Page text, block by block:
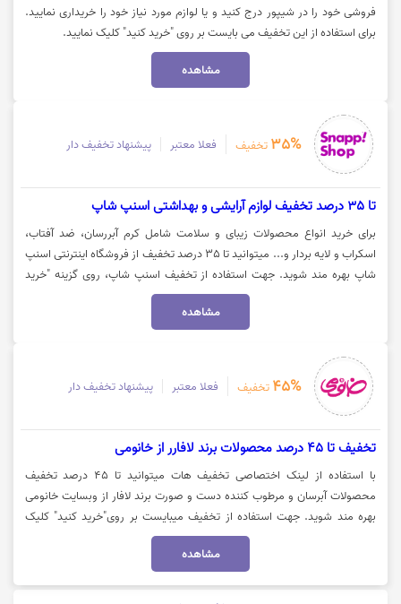
فروشی خود را در شیپور درج کنید و یا لوازم مورد نیاز خود را خریداری نمایید.
برای استفاده از این تخفیف می بایست بر روی "خرید کنید" کلیک نمایید.
مشاهده
35% تخفیف فعلا معتبر پیشنهاد تخفیف دار
تا 35 درصد تخفیف لوازم آرایشی و بهداشتی اسنپ شاپ
برای خرید انواع محصولات زیبای و سلامت شامل کرم آبررسان، ضد آفتاب،
اسکراب و لایه بردار و... میتوانید تا 35 درصد تخفیف از فروشگاه اینترنتی اسنپ
شاپ بهره مند شوید. جهت استفاده از تخفیف اسنپ شاپ، روی گزینه "خرید
مشاهده
45% تخفیف فعلا معتبر پیشنهاد تخفیف دار
تخفیف تا 45 درصد محصولات برند لافارر از خانومی
با استفاده از لینک اختصاصی تخفیف هات میتوانید تا 45 درصد تخفیف
محصولات آبرسان و مرطوب کننده دست و صورت برند لافار از وبسایت خانومی
بهره مند شوید. جهت استفاده از تخفیف میبایست بر روی"خرید کنید" کلیک
نمایید تا تخفیف در وبسایت خانومی برای شما اعمال شود.
مشاهده